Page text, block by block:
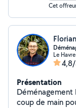
Cet
Le
Présentation
Déménagement Le
coup de main pour